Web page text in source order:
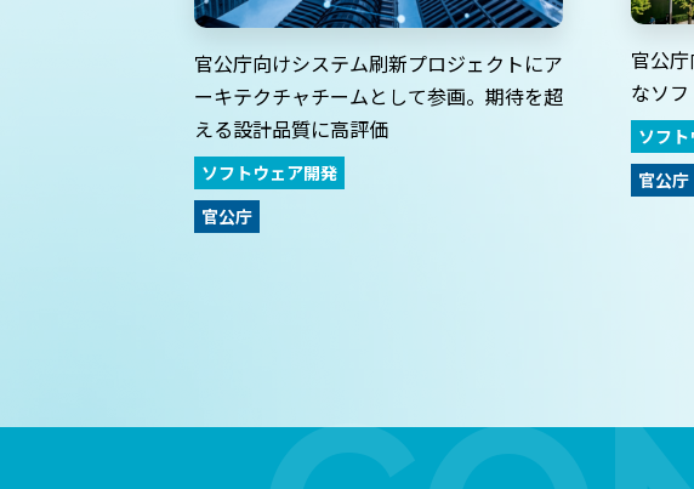
官公庁向けシステム刷新プロジェクトにア
ーキテクチャチームとして参画。期待を超
える設計品質に高評価
ソフトウェア開発
官公庁
官公
なソ
ソフ
官公庁